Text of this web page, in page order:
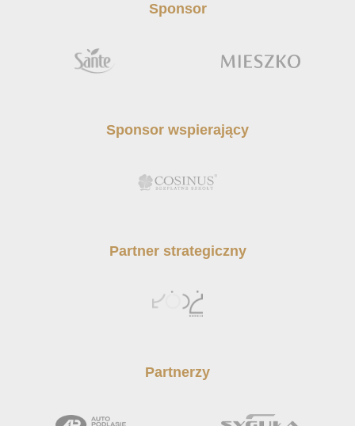
Sponsor
Sponsor wspierający
Partner strategiczny
Partnerzy